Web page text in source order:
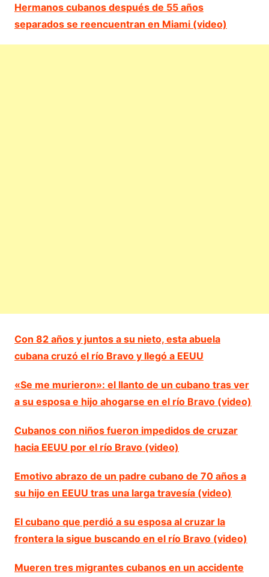
Hermanos cubanos después de 55 años
separados se reencuentran en Miami (video)
Con 82 años y juntos a su nieto, esta abuela
cubana cruzó el río Bravo y llegó a EEUU
«Se me murieron»: el llanto de un cubano tras ver
a su esposa e hijo ahogarse en el río Bravo (video)
Cubanos con niños fueron impedidos de cruzar
hacia EEUU por el río Bravo (video)
Emotivo abrazo de un padre cubano de 70 años a
su hijo en EEUU tras una larga travesía (video)
El cubano que perdió a su esposa al cruzar la
frontera la sigue buscando en el río Bravo (video)
Mueren tres migrantes cubanos en un accidente